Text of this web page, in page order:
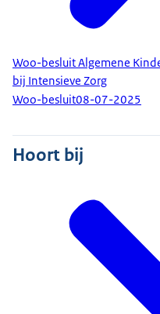
Woo-besluit Algemene
bij Intensieve Zorg
Woo-besluit08-07-2025
Hoort bij